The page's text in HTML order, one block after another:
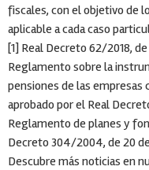
fiscales, con el objetivo de
aplicable a cada caso
[1] Real Decreto 62/2018,
Reglamento sobre la
pensiones de las empresas
aprobado por el Real
Reglamento de planes y
Decreto 304/2004, de 20
Descubre más noticias en